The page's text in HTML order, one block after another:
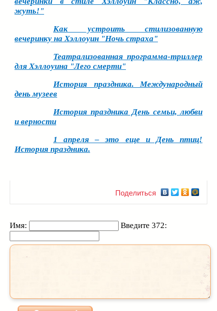
жуть!"
Как устроить стилизованную
вечеринку на Хэллоуин "Ночь страха"
Театрализованная программа-триллер
для Хэллоуина "Лего смерти"
История праздника. Международный
день музеев
История праздника День семьи, любви
и верности
1 апреля – это еще и День птиц!
История праздника.
Поделиться
Имя: Введите 372: